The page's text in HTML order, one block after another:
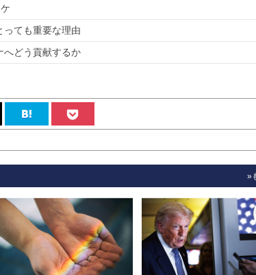
っても重要な理由
へどう貢献するか
»